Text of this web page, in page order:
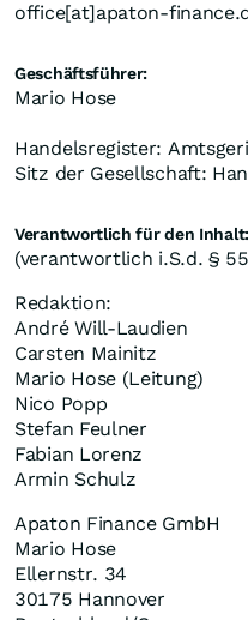
office[at]apaton-
Geschäftsführer:
Mario Hose
Handelsregister:
Sitz der Gesellschaft:
Verantwortlich für den Inhalt:
(verantwortlich i.S.d. §
Redaktion:
André Will-Laudien
Carsten Mainitz
Mario Hose (Leitung)
Nico Popp
Stefan Feulner
Fabian Lorenz
Armin Schulz
Apaton Finance GmbH
Mario Hose
Ellernstr. 34
30175 Hannover